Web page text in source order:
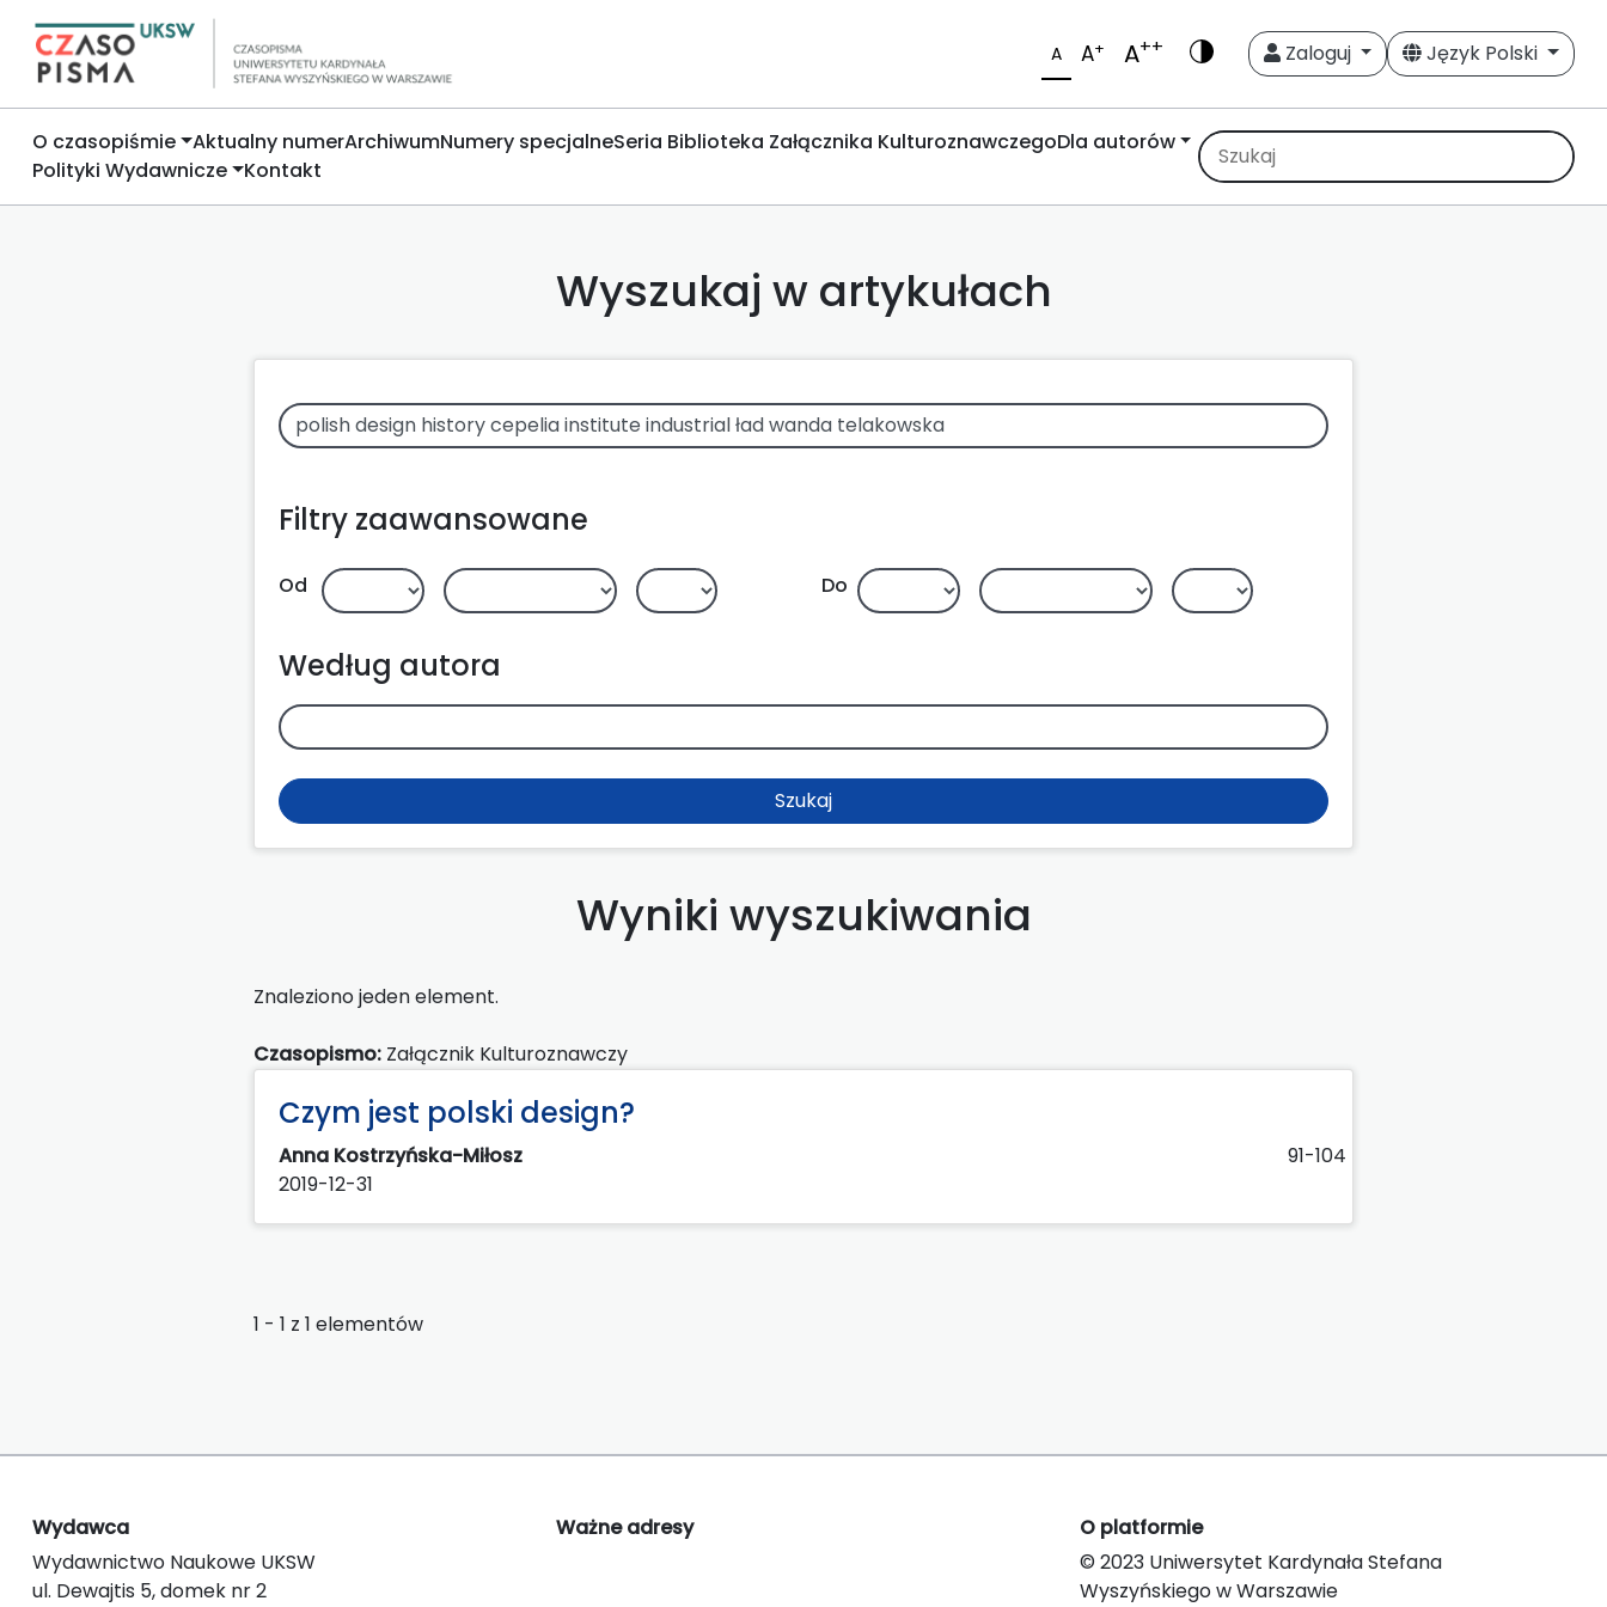
A A+ A++ Zaloguj Język Polski
O czasopiśmie Aktualny numerArchiwumNumery specjalneSeria Biblioteka Załącznika KulturoznawczegoDla autorów
Polityki Wydawnicze Kontakt
Wyszukaj w artykułach
Filtry zaawansowane
Od Do
Według autora
Szukaj
Wyniki wyszukiwania
Znaleziono jeden element.
Czasopismo: Załącznik Kulturoznawczy
Czym jest polski design?
Anna Kostrzyńska-Miłosz
91-104
2019-12-31
1 - 1 z 1 elementów
Wydawca
Wydawnictwo Naukowe UKSW
ul. Dewajtis 5, domek nr 2
Ważne adresy
O platformie
© 2023 Uniwersytet Kardynała Stefana
Wyszyńskiego w Warszawie